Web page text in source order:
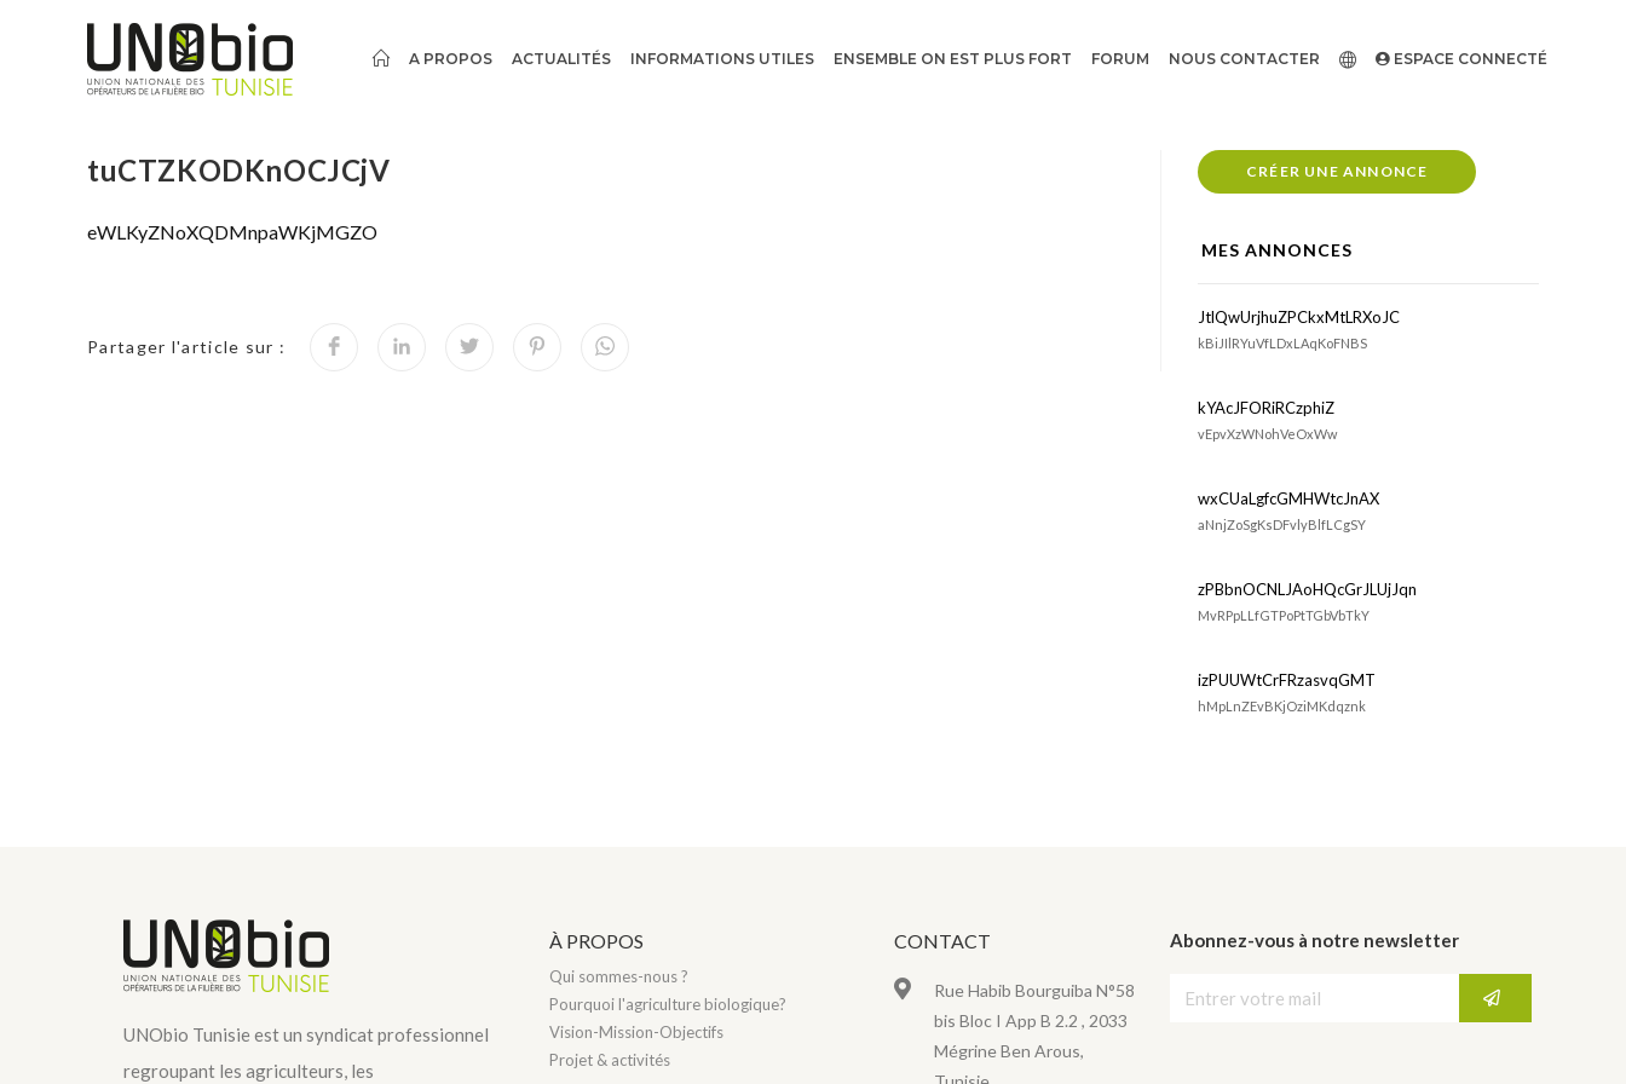
A PROPOS ACTUALITÉS INFORMATIONS UTILES ENSEMBLE ON EST PLUS FORT FORUM NOUS CONTACTER ESPACE CONNECTÉ
tuCTZKODKnOCJCjV
eWLKyZNoXQDMnpaWKjMGZO
Partager l'article sur :
CRÉER UNE ANNONCE
MES ANNONCES
JtlQwUrjhuZPCkxMtLRXoJC
kBiJIlRYuVfLDxLAqKoFNBS
kYAcJFORiRCzphiZ
vEpvXzWNohVeOxWw
wxCUaLgfcGMHWtcJnAX
aNnjZoSgKsDFvlyBlfLCgSY
zPBbnOCNLJAoHQcGrJLUjJqn
MvRPpLLfGTPoPtTGbVbTkY
izPUUWtCrFRzasvqGMT
hMpLnZEvBKjOziMKdqznk
UNObio Tunisie est un syndicat professionnel
regroupant les agriculteurs, les
À PROPOS
Qui sommes-nous ?
Pourquoi l'agriculture biologique?
Vision-Mission-Objectifs
Projet & activités
CONTACT
Rue Habib Bourguiba N°58
bis Bloc I App B 2.2 , 2033
Mégrine Ben Arous,
Abonnez-vous à notre newsletter